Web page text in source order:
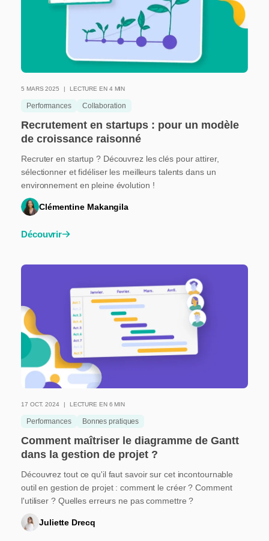
5 MARS 2025 LECTURE EN 4 MIN
Performances Collaboration
Recrutement en startups : pour un modèle
de croissance raisonné
Recruter en startup ? Découvrez les clés pour attirer,
sélectionner et fidéliser les meilleurs talents dans un
environnement en pleine évolution !
Clémentine Makangila
Découvrir
17 OCT. 2024 LECTURE EN 6 MIN
Performances Bonnes pratiques
Comment maîtriser le diagramme de Gantt
dans la gestion de projet ?
Découvrez tout ce qu'il faut savoir sur cet incontournable
outil en gestion de projet : comment le créer ? Comment
l'utiliser ? Quelles erreurs ne pas commettre ?
Juliette Drecq